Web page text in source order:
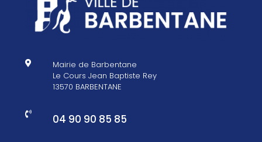

Mairie de Barbentane
Le Cours Jean Baptiste Rey
13570 BARBENTANE
 04 90 90 85 85